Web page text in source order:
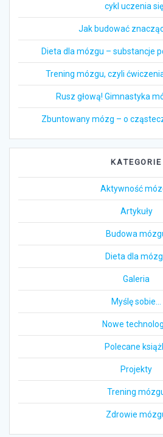
cykl uczenia
Jak budować
Dieta dla mózgu – substancje
Trening mózgu, czyli
Rusz głową! Gimnastyka
Zbuntowany mózg – o
KATEGORIE
Aktywność
Artykuły
Budowa
Dieta dla
Galeria
Myślę sobie…
Nowe
Polecane
Projekty
Trening
Zdrowie